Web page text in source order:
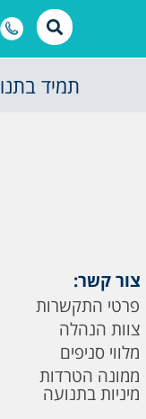
תמיד
צור קשר:
פרטי התקשרות
צוות הנהלה
מלווי סניפים
ממונה הטרדות
מיניות בתנועה